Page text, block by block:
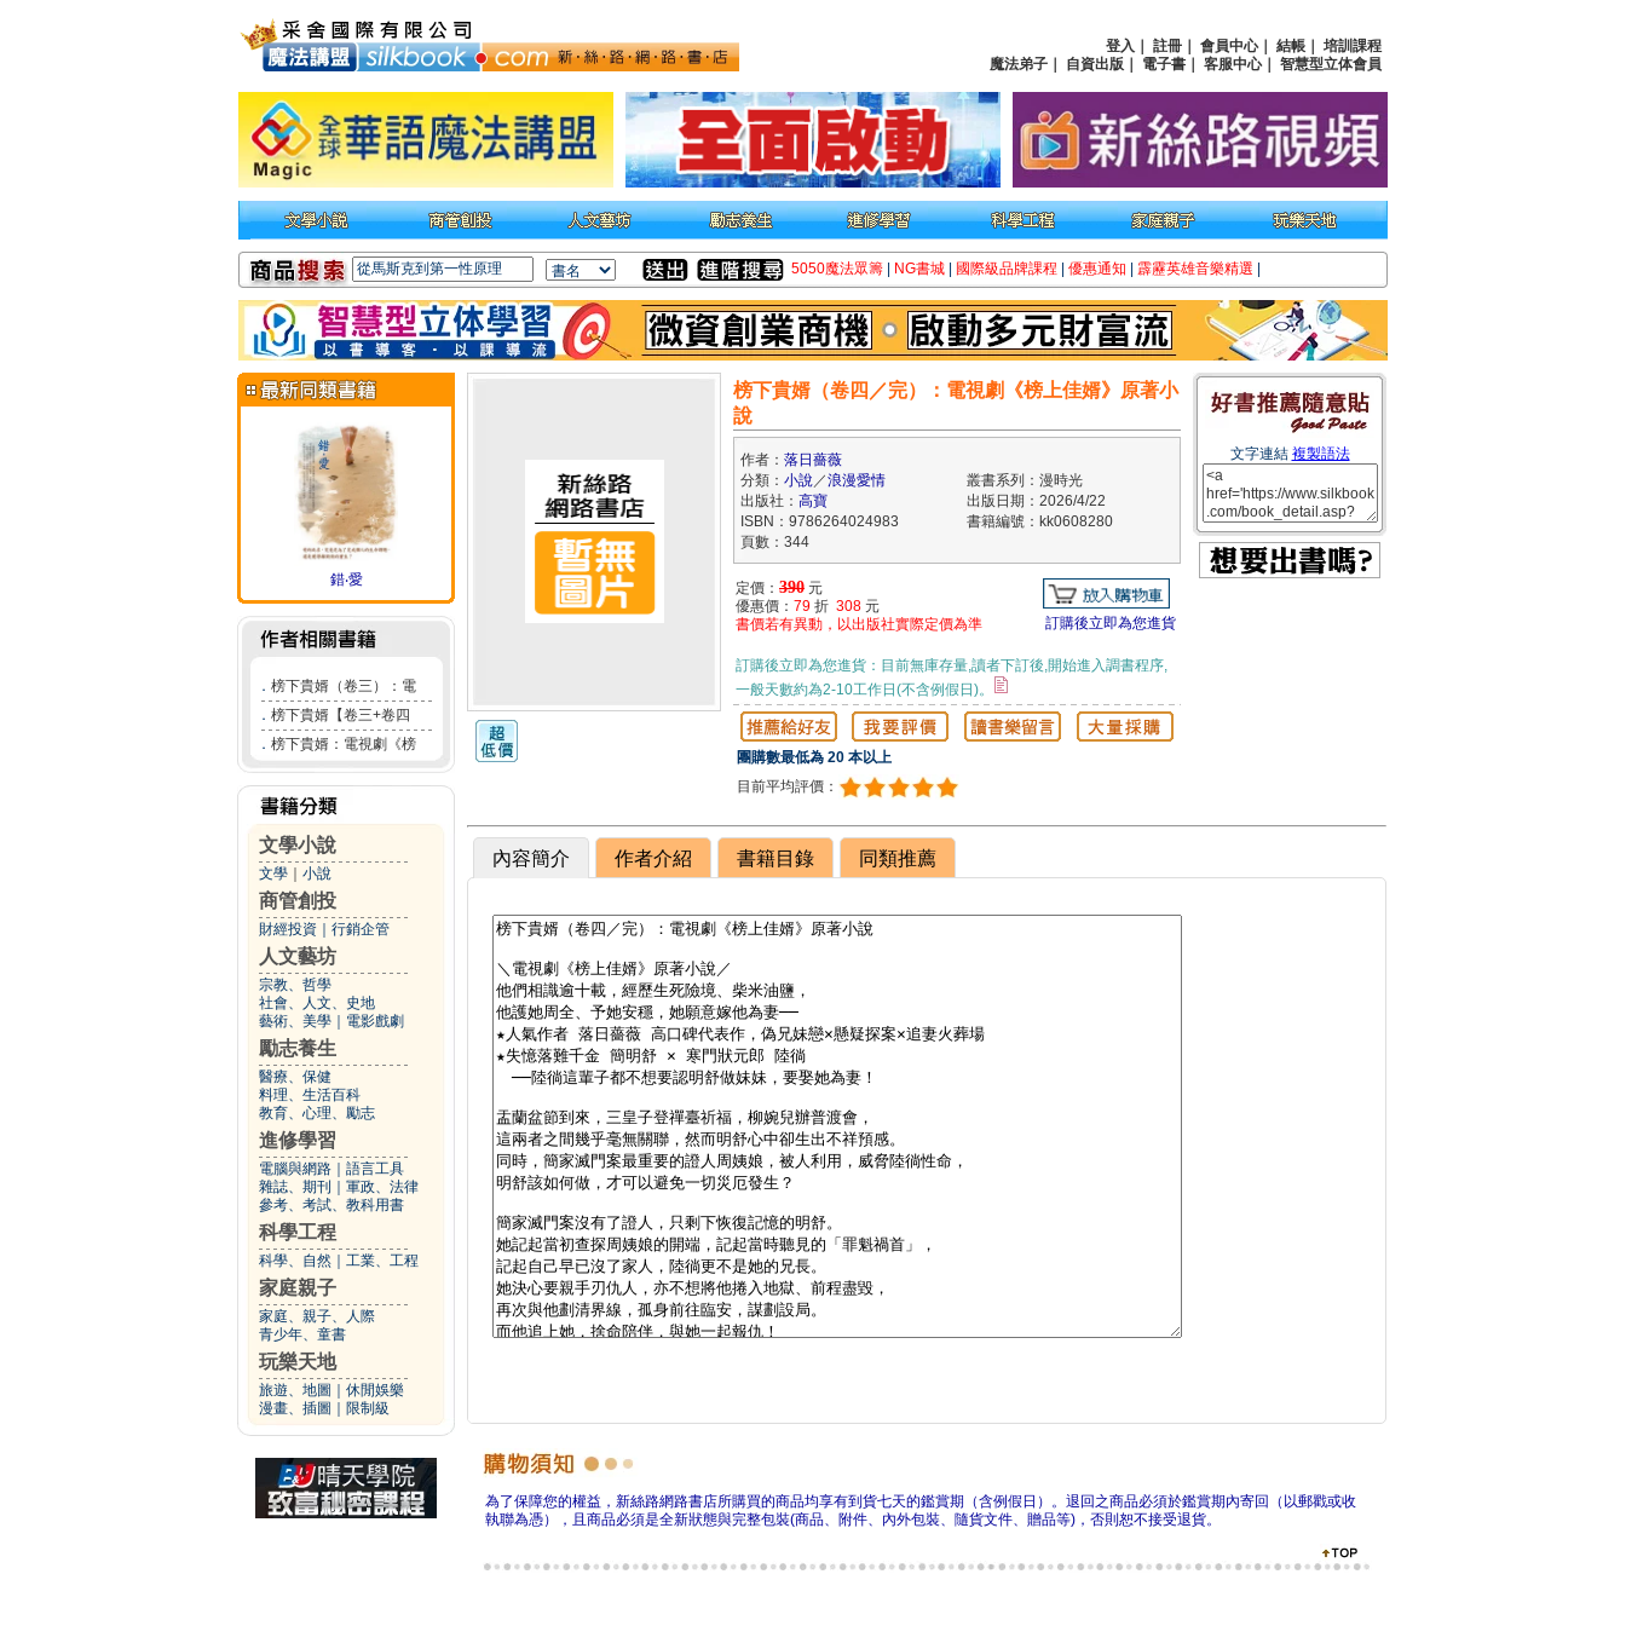
登入 註冊 會員中心｜ 結帳
培訓課程
魔法弟子
自資出版 電子書 客服中心｜ 智慧型立体會員
5050魔法眾籌 NG書城 國際級品牌課程 優惠通知 霹靂英雄音樂精選
錯‧愛
． 榜下貴婿（卷三）：電
． 榜下貴婿【卷三+卷四
． 榜下貴婿：電視劇《榜
文學小說
文學 小說
商管創投
財經投資 行銷企管
人文藝坊
宗教、哲學
社會、人文、史地
藝術、美學
電影戲劇
勵志養生
醫療、保健
料理、生活百科
教育、心理、勵志
進修學習
電腦與網路
語言工具
雜誌、期刊
軍政、法律
參考、考試、教科用書
科學工程
科學、自然 工業、工程
家庭親子
家庭、親子、人際
青少年、童書
玩樂天地
旅遊、地圖
休閒娛樂
漫畫、插圖
限制級
榜下貴婿（卷四／完）：電視劇《榜上佳婿》原著小
說
作者： 落日薔薇
分類： 小說／浪漫愛情
叢書系列：漫時光
出版社： 高寶
出版日期：2026/4/22
ISBN：9786264024983
書籍編號：kk0608280
頁數：344
定價： 390 元
優惠價： 79 折 308 元
書價若有異動，以出版社實際定價為準
訂購後立即為您進貨
訂購後立即為您進貨：目前無庫存量,讀者下訂後,開始進入調書程序,
一般天數約為2-10工作日(不含例假日)。
團購數最低為 20 本以上
目前平均評價：
文字連結 複製語法
內容簡介 作者介紹 書籍目錄 同類推薦
為了保障您的權益，新絲路網路書店所購買的商品均享有到貨七天的鑑賞期（含例假日）。退回之商品必須於鑑賞期內寄回（以郵戳或收
執聯為憑），且商品必須是全新狀態與完整包裝(商品、附件、內外包裝、隨貨文件、贈品等)，否則恕不接受退貨。